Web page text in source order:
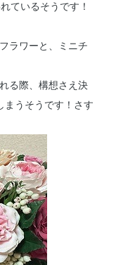
ているそうです！
ラワーと、ミニチ
る際、構想さえ決
まうそうです！さす